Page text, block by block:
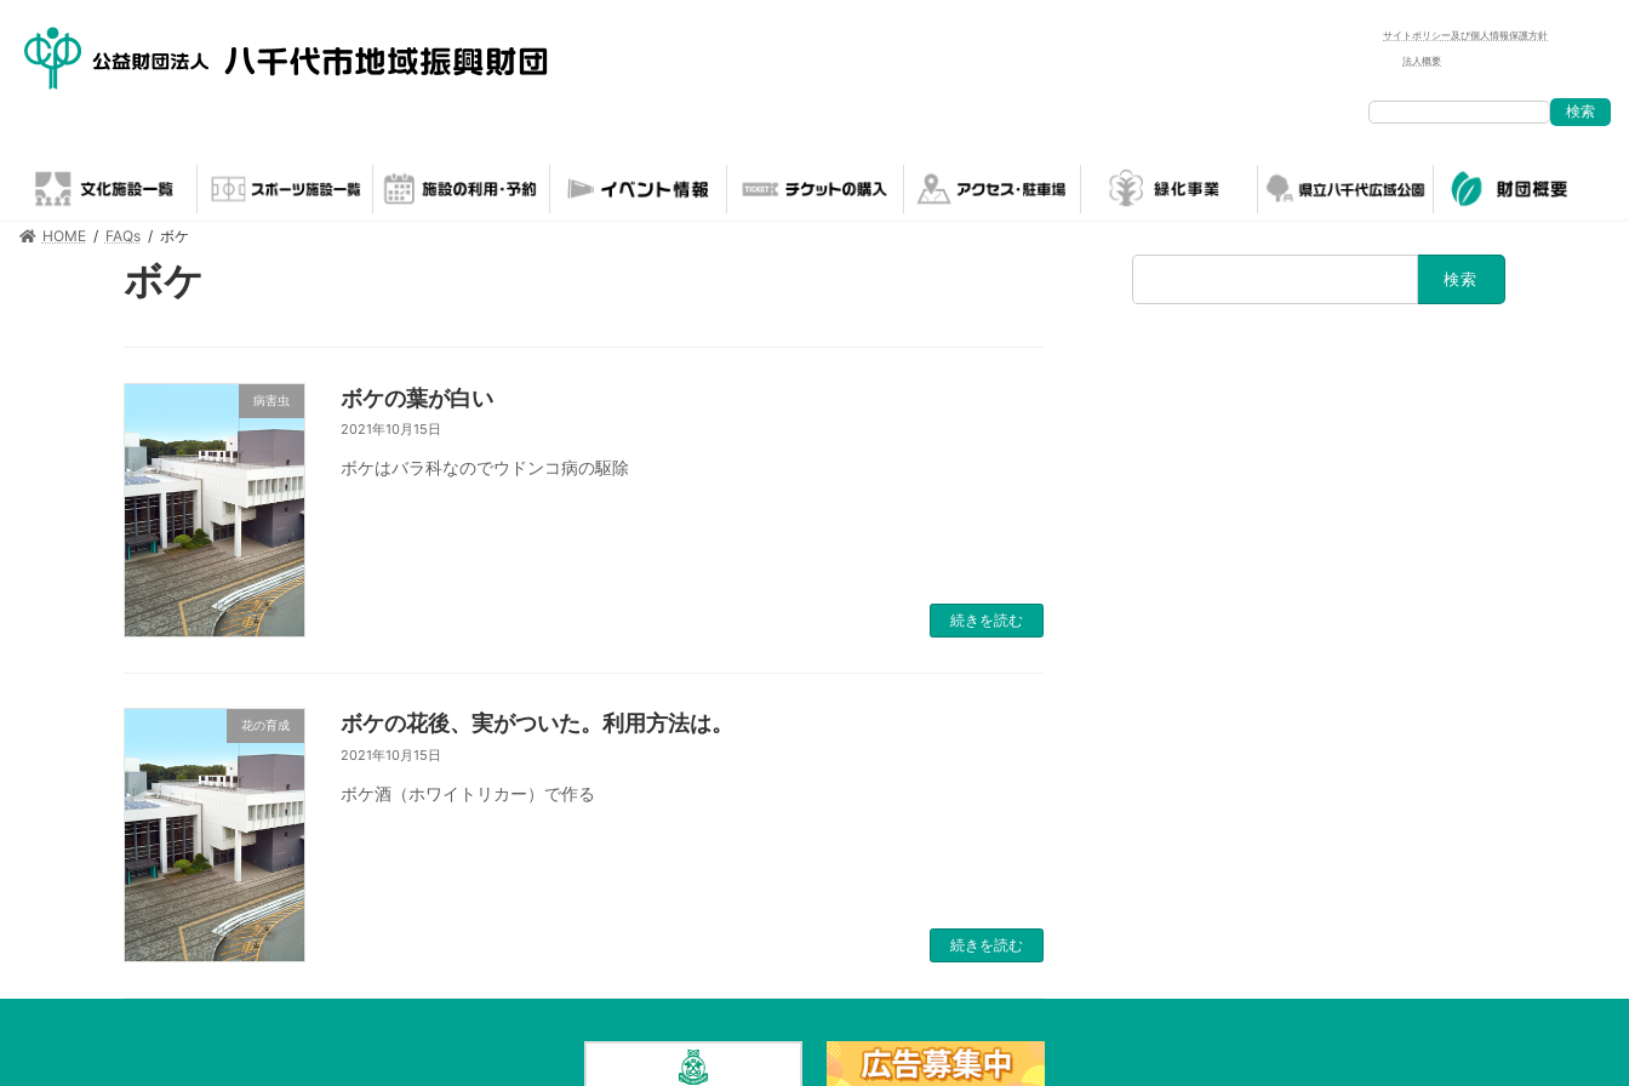
サイトポリシー及び個人情報保護方針
法人概要
検索
HOME FAQs ボケ
ボケ
病害虫 ボケの葉が白い
2021年10月15日
ボケはバラ科なのでウドンコ病の駆除
続きを読む
花の育成 ボケの花後、実がついた。利用方法は。
2021年10月15日
ボケ酒（ホワイトリカー）で作る
続きを読む